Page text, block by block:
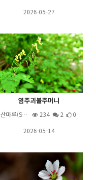
2026-05-27
염주괴불주머니
산마루(S… 234 2
0
2026-05-14